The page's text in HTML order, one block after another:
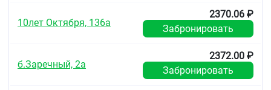
10лет Октября, 136а
2370.06 ₽
Забронировать
б.Заречный, 2а
2372.00 ₽
Забронировать